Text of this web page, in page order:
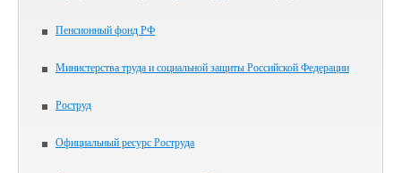
Пенсионный фонд РФ
Министерства труда и социальной защиты Российской Федерации
Роструд
Официальный ресурс Роструда